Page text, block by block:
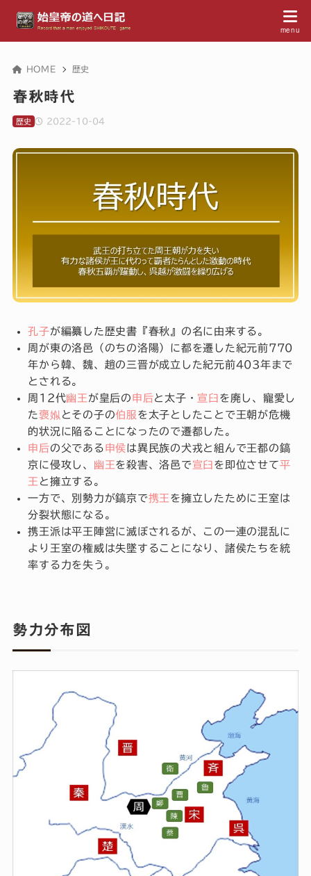
HOME 歴史
春秋時代
2022-10-04
歴史
孔子が編纂した歴史書『春秋』の名に由来する。
周が東の洛邑（のちの洛陽）に都を遷した紀元前770
年から韓、魏、趙の三晋が成立した紀元前403年まで
とされる。
周12代幽王 が皇后の 申后と太子・ 宣臼 を廃し、寵愛し
た褒娰 とその子の伯服 を太子としたことで王朝が危機
的状況に陥ることになったので遷都した。
申后の父である 申侯は異民族の犬戎と組んで王都の鎬
京に侵攻し、
幽王を殺害、洛邑で宣臼 を即位させて平
王 と擁立する。
一方で、別勢力が鎬京で携王 を擁立したために王室は
分裂状態になる。
携王派は平王陣営に滅ぼされるが、この一連の混乱に
より王室の権威は失墜することになり、諸侯たちを統
率する力を失う。
勢力分布図